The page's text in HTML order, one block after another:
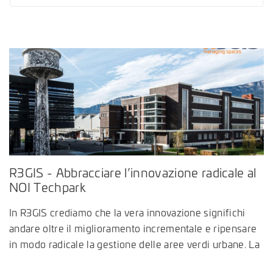
R3GIS - Abbracciare l’innovazione radicale al
NOI Techpark
In R3GIS crediamo che la vera innovazione significhi
andare oltre il miglioramento incrementale e ripensare
in modo radicale la gestione delle aree verdi urbane. La